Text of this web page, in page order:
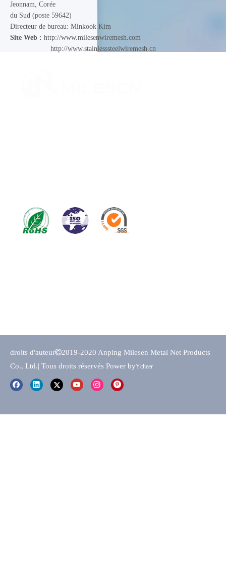
Jeonnam, Corée
du Sud (poste 59642)
Directeur de bureau: Minkook Kim
Site Web : http://www.milesenwiremesh.com
http://www.stainlesssteelwiremesh.cn
droits d'auteur2019-2020 Anping Milesen Metal Net Products
Co., Ltd.| Tous droits réservés Power byYcheer